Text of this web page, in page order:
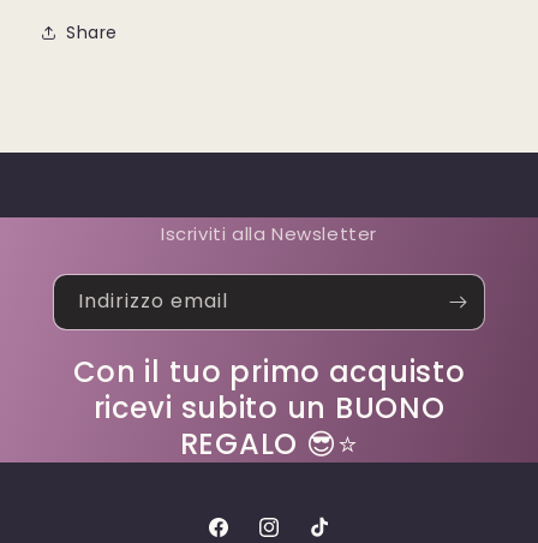
Share
Iscriviti alla Newsletter
Indirizzo email
Con il tuo primo acquisto
ricevi subito un BUONO
REGALO 😎⭐